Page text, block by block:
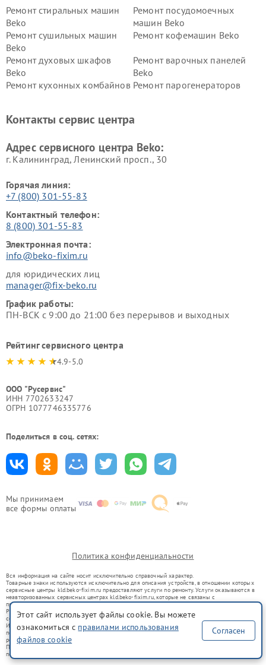
Мы принимаем
все формы оплаты
Ремонт стиральных машин
Beko
Ремонт посудомоечных
машин Beko
Ремонт сушильных машин
Beko
Ремонт кофемашин Beko
Ремонт духовых шкафов
Beko
Ремонт варочных панелей
Beko
Ремонт кухонных комбайнов Ремонт парогенераторов
Ремонт холодильников Beko Ремонт морозильных камер
Контакты сервис центра
Адрес сервисного центра Beko:
г. Калининград, Ленинский просп., 30
Горячая линия:
+7 (800) 301-55-83
Контактный телефон:
8 (800) 301-55-83
Электронная почта:
info@beko-fixim.ru
для юридических лиц
manager@fix-beko.ru
График работы:
ПН-ВСК с 9:00 до 21:00 без перерывов и выходных
Рейтинг сервисного центра
4.9-5.0
ООО "Русервис"
ИНН 7702633247
ОГРН 1077746335776
Поделиться в соц. сетях:
Политика конфиденциальности
Вся информация на сайте носит исключительно справочный характер.
Товарные знаки используются исключительно для описания устройств, в отношении которых
сервисные центры kld.beko-fixim.ru предоставляют услуги по ремонту. Услуги оказываются в
неавторизованных сервисных центрах kld.beko-fixim.ru, которые не связаны с
правообладателями товарных знаков или их официальными представителями.
Ремонт осуществляется для устройств, уже введенных в гражданский оборот в соответствии
со статьей 1487 ГК РФ.
Использование товарных знаков не преследует цели индивидуализации услуг или введения
потребителей в заблуждение, а служит для информирования о предоставляемых услугах по
ремонту техники указанных брендов.
Представленная на сайте информация не является публичной офертой, определяемой
положениями Статьи 437(2) Гражданского кодекса РФ
Этот сайт использует файлы cookie. Вы можете
ознакомиться с правилами использования
файлов cookie
Согласен